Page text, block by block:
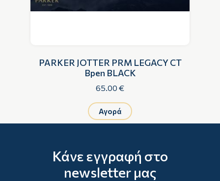
PARKER JOTTER PRM LEGACY CT
Bpen BLACK
65.00 €
Αγορά
Κάνε εγγραφή στο
newsletter μας